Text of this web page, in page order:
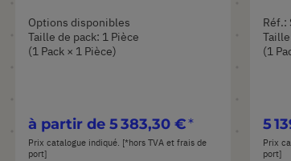
Options disponibles
Taille de pack: 1 Pièce
(1 Pack × 1 Pièce)
à partir de 5 383,30 €
Prix catalogue indiqué. [*hors TVA et frais de
port]
Réf.:
(1
5
Prix
port]